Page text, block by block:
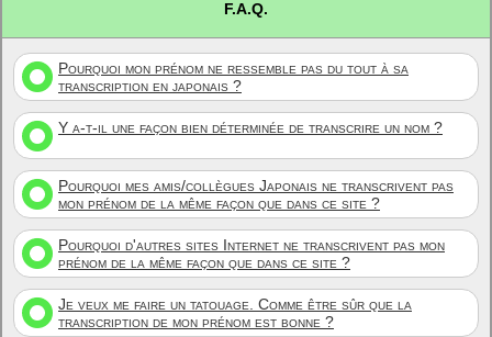
F.A.Q.
Pourquoi mon prénom ne ressemble pas du tout à sa
transcription en japonais ?
Y a-t-il une façon bien déterminée de transcrire un nom ?
Pourquoi mes amis/collègues Japonais ne transcrivent pas
mon prénom de la même façon que dans ce site ?
Pourquoi d'autres sites Internet ne transcrivent pas mon
prénom de la même façon que dans ce site ?
Je veux me faire un tatouage. Comme être sûr que la
transcription de mon prénom est bonne ?